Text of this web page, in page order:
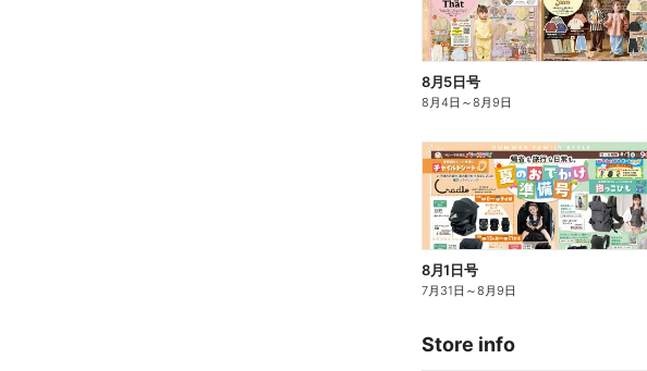
8月5日号
8月4日 ～8月9日
8月1日号
7月31日 ～8月9日
Store info